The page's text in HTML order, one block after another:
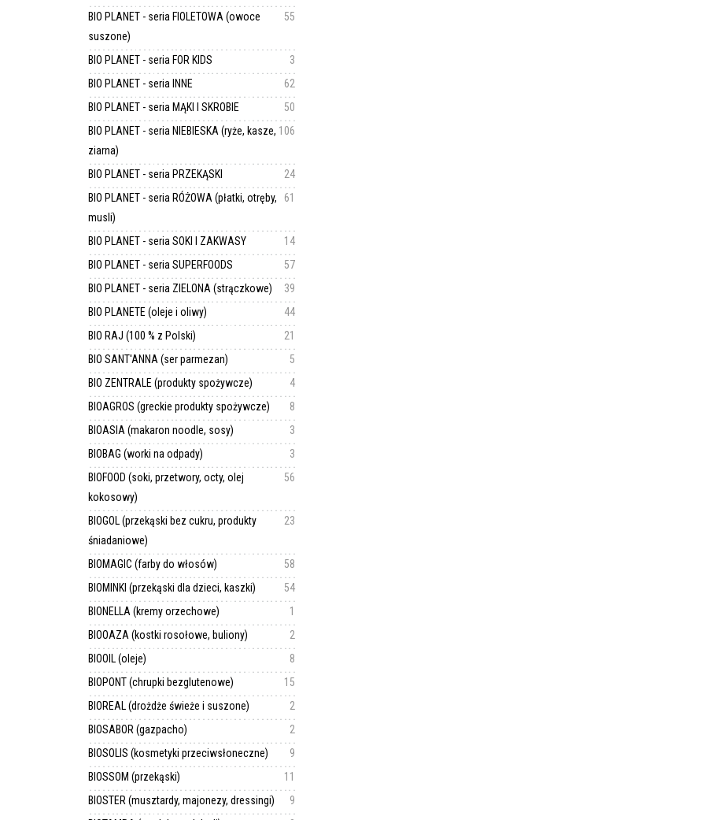
55
BIO PLANET - seria FIOLETOWA (owoce
suszone)
3
BIO PLANET - seria FOR KIDS
62
BIO PLANET - seria INNE
50
BIO PLANET - seria MĄKI I SKROBIE
106
BIO PLANET - seria NIEBIESKA (ryże, kasze,
ziarna)
24
BIO PLANET - seria PRZEKĄSKI
61
BIO PLANET - seria RÓŻOWA (płatki, otręby,
musli)
14
BIO PLANET - seria SOKI I ZAKWASY
57
BIO PLANET - seria SUPERFOODS
39
BIO PLANET - seria ZIELONA (strączkowe)
44
BIO PLANETE (oleje i oliwy)
21
BIO RAJ (100 % z Polski)
5
BIO SANT'ANNA (ser parmezan)
4
BIO ZENTRALE (produkty spożywcze)
8
BIOAGROS (greckie produkty spożywcze)
3
BIOASIA (makaron noodle, sosy)
3
BIOBAG (worki na odpady)
56
BIOFOOD (soki, przetwory, octy, olej
kokosowy)
23
BIOGOL (przekąski bez cukru, produkty
śniadaniowe)
58
BIOMAGIC (farby do włosów)
54
BIOMINKI (przekąski dla dzieci, kaszki)
1
BIONELLA (kremy orzechowe)
2
BIOOAZA (kostki rosołowe, buliony)
8
BIOOIL (oleje)
15
BIOPONT (chrupki bezglutenowe)
2
BIOREAL (drożdże świeże i suszone)
2
BIOSABOR (gazpacho)
9
BIOSOLIS (kosmetyki przeciwsłoneczne)
11
BIOSSOM (przekąski)
9
BIOSTER (musztardy, majonezy, dressingi)